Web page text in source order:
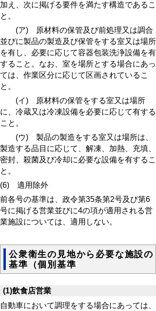
加え、次に掲げる要件を満たす構造であるこ
と。
(ア) 原材料の保管及び前処理又は調合
並びに製品の製造及び保管をする室又は場所
を有し、必要に応じて容器包装洗浄設備を有
すること。なお、室を場所とする場合にあっ
ては、作業区分に応じて区画されているこ
と。
(イ) 原材料の保管をする室又は場所
に、冷蔵又は冷凍設備を必要に応じて有する
こと。
(ウ) 製品の製造をする室又は場所は、
製造する品目に応じて、解凍、加熱、充填、
密封、殺菌及び冷却に必要な設備を有するこ
と。
(6) 適用除外
前各号の基準は、政令第35条第2号及び第6
号に掲げる営業並びに4の項が適用される営
業施設については、適用しない。
公衆衛生の見地から必要な施設の
基準（個別基準
(1)飲食店営業
自動車において調理をする場合にあっては、